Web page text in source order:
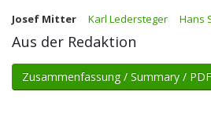
Josef Mitter Karl Ledersteger Hans
Aus der Redaktion
Zusammenfassung / Summary /